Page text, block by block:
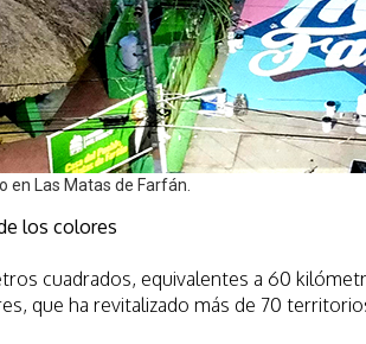
en Las Matas de Farfán.
los colores
cuadrados, equivalentes a 60
que ha revitalizado más de 70